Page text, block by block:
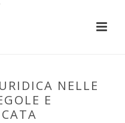
NELLE
E